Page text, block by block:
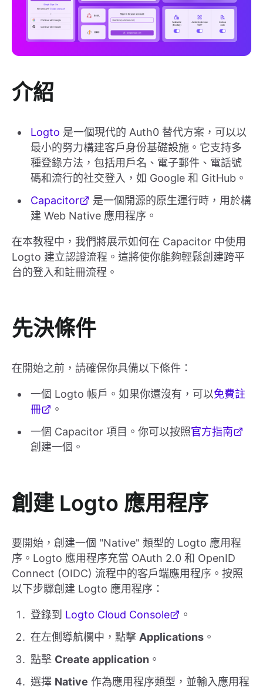
介紹
Logto 是一個現代的 Auth0 替代方案，可以以
最小的努力構建客戶身份基礎設施。它支持多
種登錄方法，包括用戶名、電子郵件、電話號
碼和流行的社交登入，如 Google 和 GitHub。
Capacitor
是一個開源的原生運行時，用於構
建 Web Native 應用程序。
在本教程中，我們將展示如何在 Capacitor 中使用
Logto 建立認證流程。這將使你能夠輕鬆創建跨平
台的登入和註冊流程。
先決條件
在開始之前，請確保你具備以下條件：
一個 Logto 帳戶。如果你還沒有，可以免費註
冊
。
一個 Capacitor 項目。你可以按照官方指南
創建一個。
創建 Logto 應用程序
要開始，創建一個 "Native" 類型的 Logto 應用程
序。Logto 應用程序充當 OAuth 2.0 和 OpenID
Connect (OIDC) 流程中的客戶端應用程序。按照
以下步驟創建 Logto 應用程序：
登錄到 Logto Cloud Console
。
在左側導航欄中，點擊 Applications 。
點擊 Create application 。
選擇 Native 作為應用程序類型，並輸入應用程